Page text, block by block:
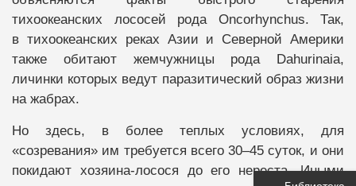
тихоокеанских лососей рода Oncorhynchus. Так,
в тихоокеанских реках Азии и Северной Америки
также обитают жемчужницы рода Dahurinaia,
личинки которых ведут паразитический образ жизни
на жабрах.
Но здесь, в более теплых условиях, для
«созревания» им требуется всего 30–45 суток, и они
покидают хозяина-лосося до его нереста. Иными